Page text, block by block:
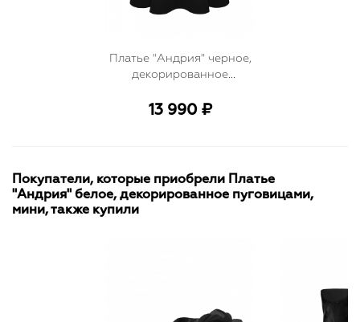
Платье "Андрия" черное,
декорированное
13 990 ₽
Покупатели, которые приобрели Платье
"Андрия" белое, декорированное пуговицами,
мини, также купили